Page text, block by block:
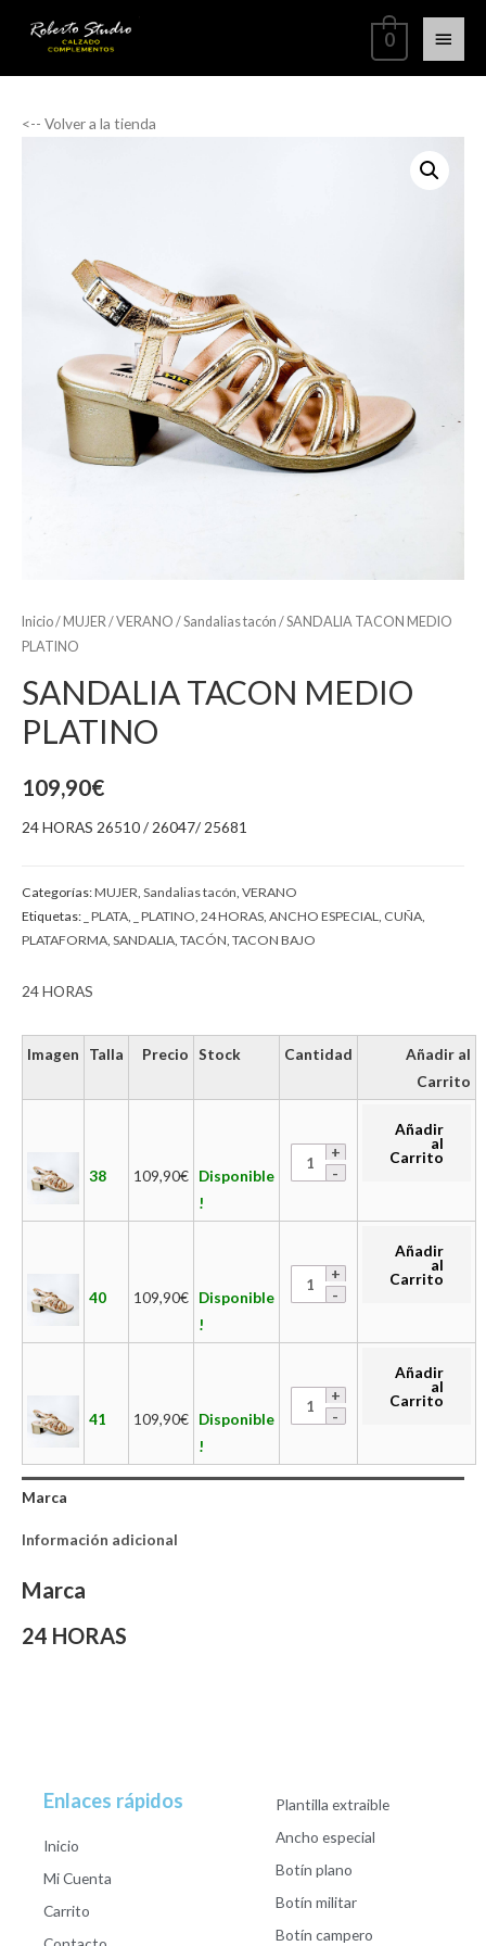
0
<-- Volver a la tienda
Inicio/ MUJER /VERANO /Sandalias tacón / SANDALIA TACON MEDIO
PLATINO
SANDALIA TACON MEDIO
PLATINO
109,90€
24 HORAS 26510 / 26047/ 25681
Categorías:MUJER Sandalias tacón VERANO
Etiquetas: _ PLATA _ PLATINO 24 HORAS ANCHO ESPECIAL CUÑA
PLATAFORMA SANDALIA TACÓN TACON BAJO
24 HORAS
Imagen Talla Precio Stock Cantidad
Añadir al
Carrito
38 109,90€ Disponible
!
Añadir
al
Carrito
40 109,90€ Disponible
!
Añadir
al
Carrito
41 109,90€ Disponible
!
Añadir
al
Carrito
Marca
Información adicional
Marca
24 HORAS
Enlaces rápidos
Inicio
Mi Cuenta
Carrito
Plantilla extraible
Ancho especial
Botín plano
Botín militar
Botín campero